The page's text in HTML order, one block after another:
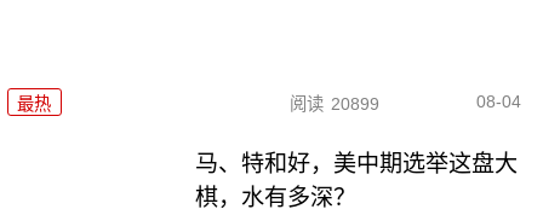
最热 阅读 20899 08-04
马、特和好，美中期选举这盘大
棋，水有多深？